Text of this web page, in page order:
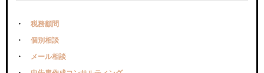
税務顧問
個別相談
メール相談